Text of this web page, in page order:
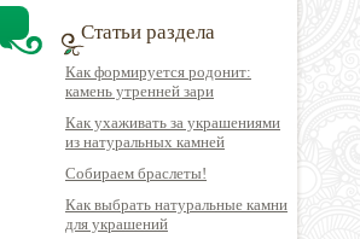
Статьи раздела
Как формируется родонит:
камень утренней зари
Как ухаживать за украшениями
из натуральных камней
Собираем браслеты!
Как выбрать натуральные камни
для украшений